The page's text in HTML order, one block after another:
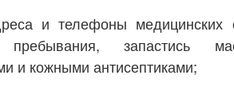
и телефоны медицинских
пребывания, запастись
и кожными антисептиками;